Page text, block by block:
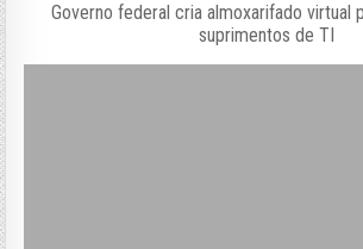
Governo federal cria almoxarifado virtual
suprimentos de TI